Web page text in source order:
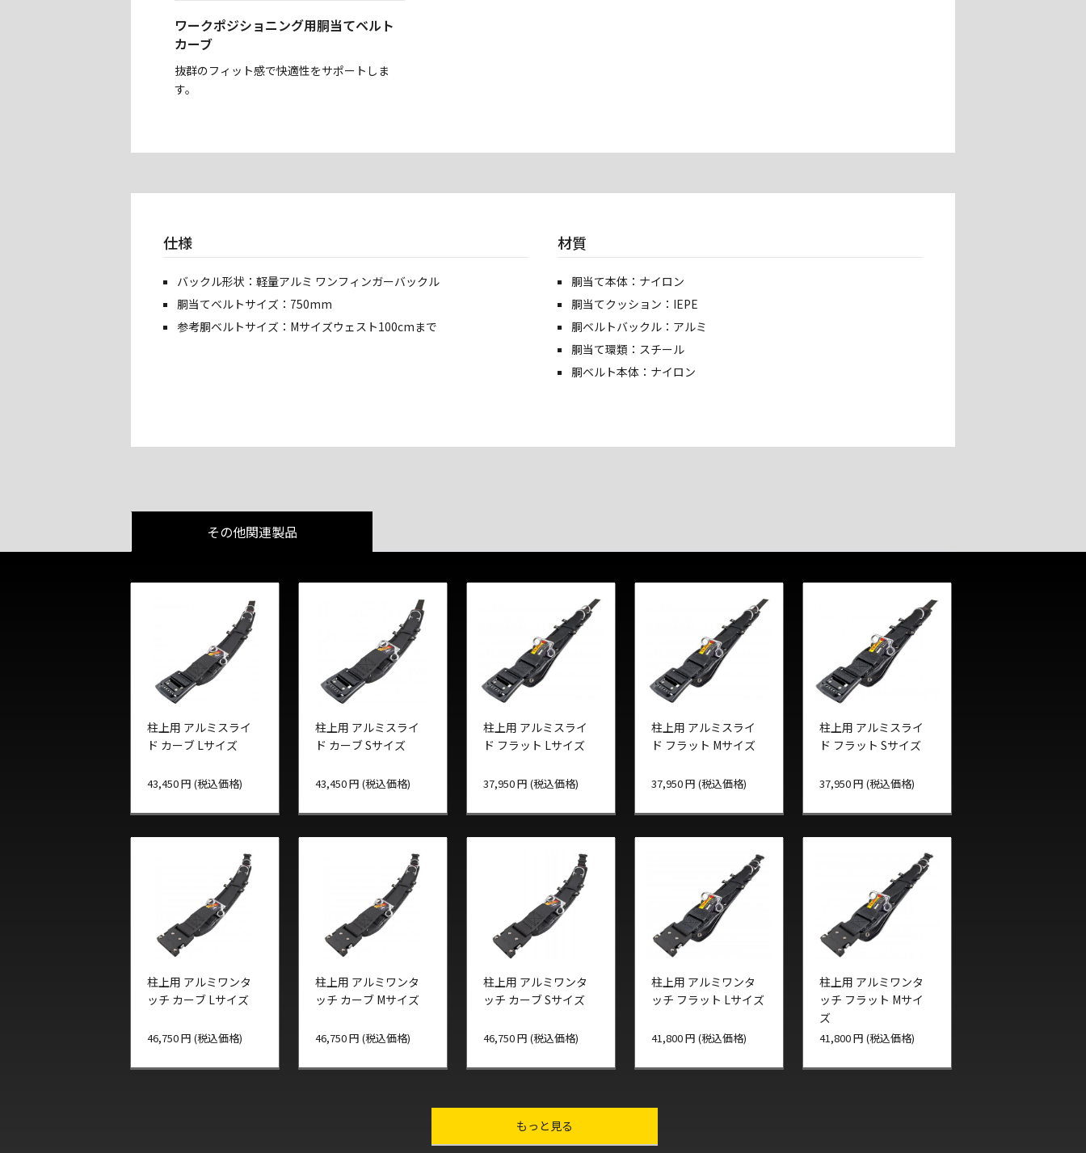
ワークポジショニング用胴当てベルト
カーブ
抜群のフィット感で快適性をサポートしま
す。
仕様
バックル形状：軽量アルミ ワンフィンガーバックル
胴当てベルトサイズ：750mm
参考胴ベルトサイズ：Mサイズウェスト100cmまで
材質
胴当て本体：ナイロン
胴当てクッション：IEPE
胴ベルトバックル：アルミ
胴当て環類：スチール
胴ベルト本体：ナイロン
その他関連製品
柱上用 アルミスライ
ド カーブ Lサイズ
43,450 円 (税込価格)
柱上用 アルミスライ
ド カーブ Sサイズ
43,450 円 (税込価格)
柱上用 アルミスライ
ド フラット Lサイズ
37,950 円 (税込価格)
柱上用 アルミスライ
ド フラット Mサイズ
37,950 円 (税込価格)
柱上用 アルミスライ
ド フラット Sサイズ
37,950 円 (税込価格)
柱上用 アルミワンタ
ッチ カーブ Lサイズ
46,750 円 (税込価格)
柱上用 アルミワンタ
ッチ カーブ Mサイズ
46,750 円 (税込価格)
柱上用 アルミワンタ
ッチ カーブ Sサイズ
46,750 円 (税込価格)
柱上用 アルミワンタ
ッチ フラット Lサイズ
41,800 円 (税込価格)
柱上用 アルミワンタ
ッチ フラット Mサイ
ズ
41,800 円 (税込価格)
もっと見る